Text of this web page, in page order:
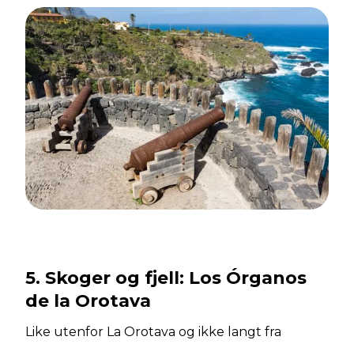
5. Skoger og fjell: Los Órganos
de la Orotava
Like utenfor La Orotava og ikke langt fra